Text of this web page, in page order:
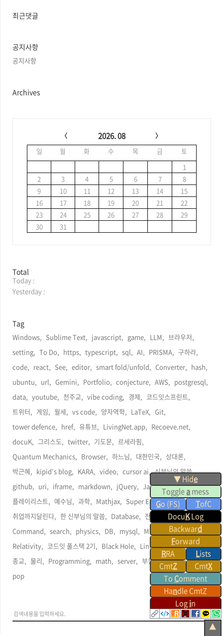
▼ Hide
Toggleamess
Go (FS) TofC
DocuKLog
Backward
Forward
RRA Lists
CmtZ CmtX
To Comment
Handle CmtZ
Login
▲
과
인
글
최근댓글
공지사항
공지사항
Archives
2026. 08
일 월 화 수 목 금
토
1
2
3 4 5 6 7
8
9
10 11 12 13 14
15
16
17 18 19 20 21
22
23
24 25 26 27 28
29
30
31
방
문
자
Total
Today :
Yesterday :
Tag
Windows, Sublime Text, javascript, game, LLM, 브라우저,
setting, To Do, https, typescript, sql, AI, PRISMA, 구하라,
code, react, See, editor, smart fold/unfold, Converter, hash,
ubuntu, url, Gemini, Portfolio, conjecture, AWS, postgresql,
data, youtube, 천주교, vibe coding, 경제, 코드잇스프린트,
트위터, 게임, 월세, vs code, 양자역학, LaTeX, Git,
tower defence, href, 유튜브, LivingNet.app, Recoeve.net,
docuK, 그리스도, twitter, 기도문, 르세라핌,
Quantum Mechanics, Browser, 하느님, 대한민국, 상대론,
박근혜, kipid's blog, KARA, video, cursor ai, 신부님의 말씀,
github, uri, iframe, markdown, jQuery, Java, Manual,
플레이리스트, 예수님, 과학, Mathjax, Super Easy Edit,
취업까지달린다, 한 신부님의 말씀, Database, 전세, 십자가, CSS,
Command, search, physics, DB, mysql, Multiverse,
Relativity, 코드잇 풀스택 2기, Black Hole, Linux, commit, html,
종교, 물리, Programming, math, server, 부동산, ChatGPT,
pop,